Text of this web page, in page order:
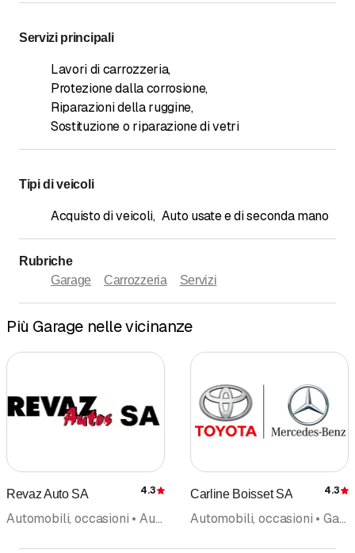
Servizi principali
Lavori di carrozzeria,
Protezione dalla corrosione,
Riparazioni della ruggine,
Sostituzione o riparazione di vetri
Tipi di veicoli
Acquisto di veicoli, Auto usate e di seconda mano
Rubriche
Garage
Carrozzeria Servizi
Più Garage nelle vicinanze
Revaz Auto SA Recensione
4.3
Automobili, occasioni • Autodemolizioni • Pezzi di ricambio • Garage • Carrozzeria • Occasioni
Carline Boisset SA 4.3
Automobili, occasioni • Garage • Automobili, concessionari • Pneumatici • Autonoleggio